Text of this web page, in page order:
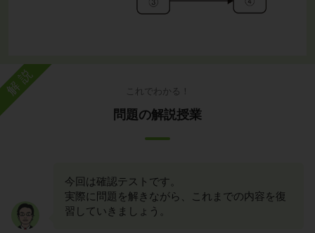
解説 これでわかる！
問題の解説授業
今回は確認テストです。
実際に問題を解きながら、これまでの内容を復
習していきましょう。